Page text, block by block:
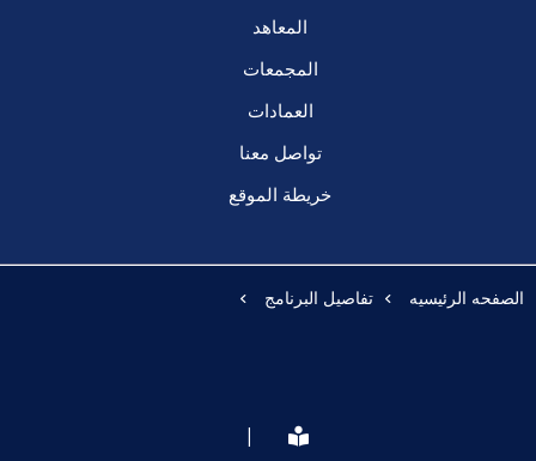
المعاهد
المجمعات
العمادات
تواصل معنا
خريطة الموقع
الصفحه الرئيسيه تفاصيل البرنامج
|